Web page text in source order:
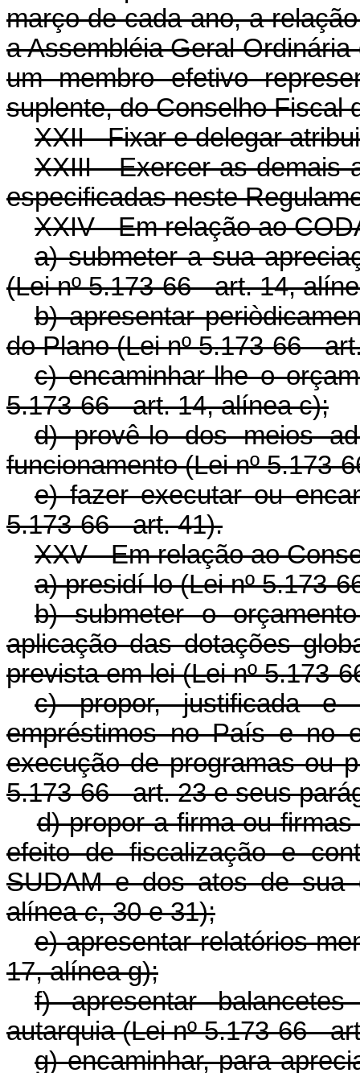
março de cada ano, a
a Assembléia Geral
um membro efetivo
suplente, do Conselho Fiscal
XXII - Fixar e delegar
XXIII - Exercer as demais
especificadas neste
XXIV - Em relação ao
a) submeter a sua
(Lei nº 5.173-66 - art. 14,
b) apresentar
do Plano (Lei nº 5.173-66 -
c) encaminhar-lhe o
5.173-66 - art. 14, alínea c);
d) provê-lo dos meios
funcionamento (Lei nº 5.173-
e) fazer executar ou
5.173-66 - art. 41).
XXV - Em relação ao
a) presidí-lo (Lei nº 5.173-
b) submeter o
aplicação das dotações
prevista em lei (Lei nº 5.173-
c) propor, justificada e
empréstimos no País e no
execução de programas ou
5.173-66 - art. 23 e seus
d) propor a firma ou
efeito de fiscalização e
SUDAM e dos atos de sua
alíneac, 30 e 31);
e) apresentar relatórios
17, alínea g);
f) apresentar
autarquia (Lei nº 5.173-66 -
g) encaminhar, para